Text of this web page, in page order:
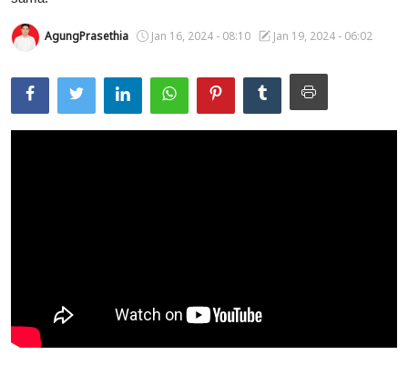
AgungPrasethia Jan 16, 2024 - 08:10 Jan 19, 2024 - 06:02